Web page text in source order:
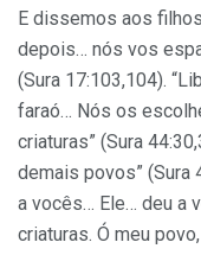
E dissemos aos
depois… nós vos
(Sura 17:103,104).
faraó… Nós os
criaturas” (Sura
demais povos” (Sura
a vocês… Ele… deu a
criaturas. Ó meu